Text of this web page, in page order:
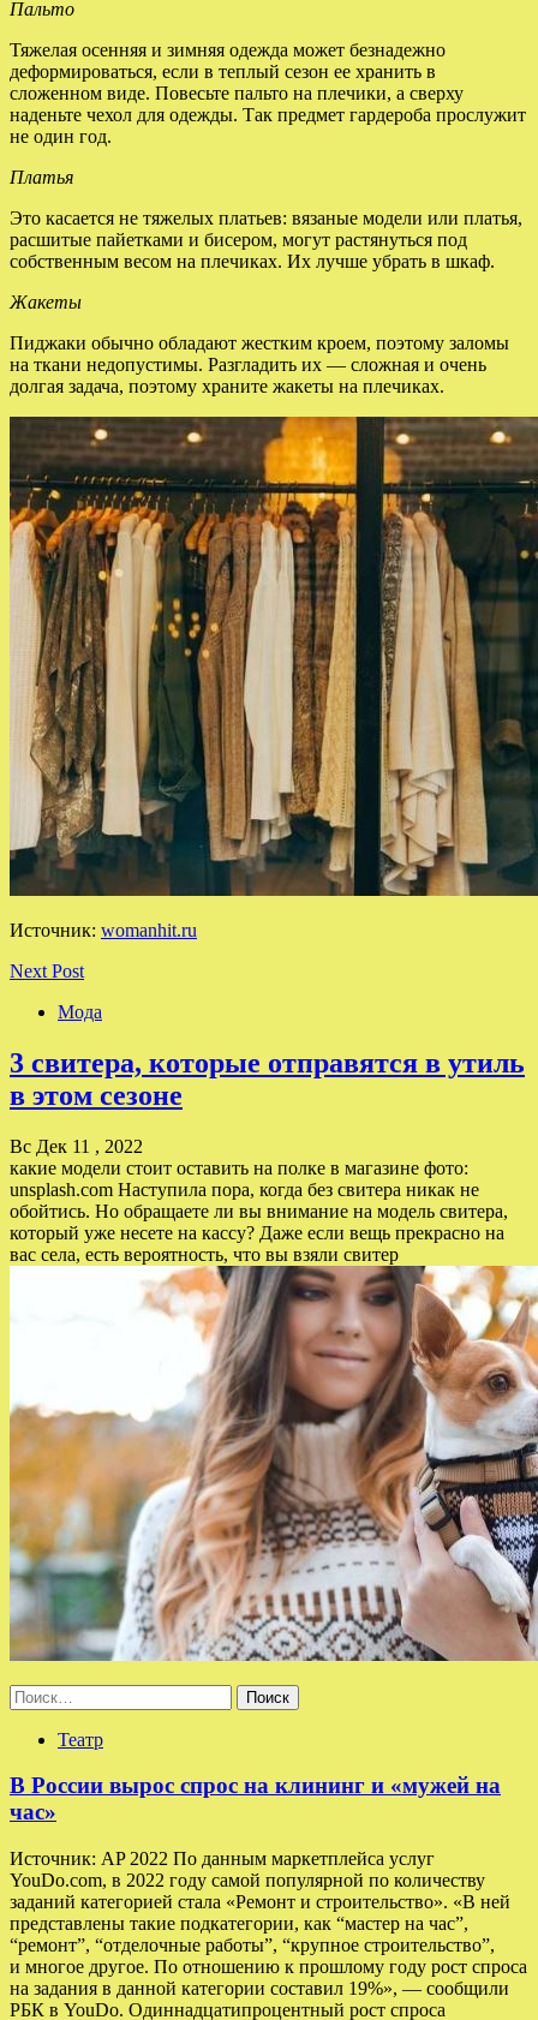
Пальто
Тяжелая осенняя и зимняя одежда может безнадежно
деформироваться, если в теплый сезон ее хранить в
сложенном виде. Повесьте пальто на плечики, а сверху
наденьте чехол для одежды. Так предмет гардероба прослужит
не один год.
Платья
Это касается не тяжелых платьев: вязаные модели или платья,
расшитые пайетками и бисером, могут растянуться под
собственным весом на плечиках. Их лучше убрать в шкаф.
Жакеты
Пиджаки обычно обладают жестким кроем, поэтому заломы
на ткани недопустимы. Разгладить их — сложная и очень
долгая задача, поэтому храните жакеты на плечиках.
Источник: womanhit.ru
Next Post
Мода
3 свитера, которые отправятся в утиль
в этом сезоне
Вс Дек 11 , 2022
какие модели стоит оставить на полке в магазине фото:
unsplash.com Наступила пора, когда без свитера никак не
обойтись. Но обращаете ли вы внимание на модель свитера,
который уже несете на кассу? Даже если вещь прекрасно на
вас села, есть вероятность, что вы взяли свитер
Найти:
Театр
В России вырос спрос на клининг и «мужей на
час»
Источник: AP 2022 По данным маркетплейса услуг
YouDo.com, в 2022 году самой популярной по количеству
заданий категорией стала «Ремонт и строительство». «В ней
представлены такие подкатегории, как “мастер на час”,
“ремонт”, “отделочные работы”, “крупное строительство”,
и многое другое. По отношению к прошлому году рост спроса
на задания в данной категории составил 19%», — сообщили
РБК в YouDo. Одиннадцатипроцентный рост спроса